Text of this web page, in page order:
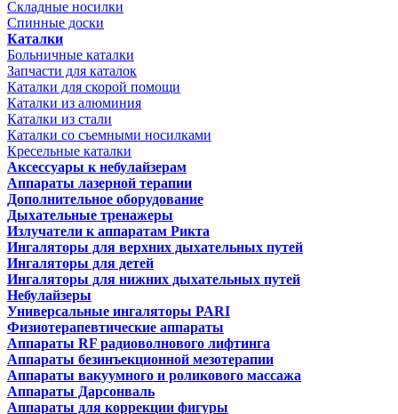
Складные носилки
Спинные доски
Каталки
Больничные каталки
Запчасти для каталок
Каталки для скорой помощи
Каталки из алюминия
Каталки из стали
Каталки со съемными носилками
Кресельные каталки
Аксессуары к небулайзерам
Аппараты лазерной терапии
Дополнительное оборудование
Дыхательные тренажеры
Излучатели к аппаратам Рикта
Ингаляторы для верхних дыхательных путей
Ингаляторы для детей
Ингаляторы для нижних дыхательных путей
Небулайзеры
Универсальные ингаляторы PARI
Физиотерапевтические аппараты
Аппараты RF радиоволнового лифтинга
Аппараты безинъекционной мезотерапии
Аппараты вакуумного и роликового массажа
Аппараты Дарсонваль
Аппараты для коррекции фигуры